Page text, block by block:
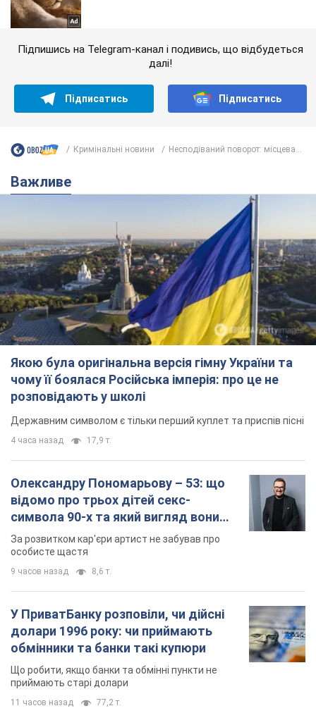
Підпишись на Telegram-канал і подивись, що відбудеться
далі!
Підписатись Підписатись
Кримінальні новини Несподіваний поворот: місцева...
Важливе
Якою була оригінальна версія гімну України та
чому її боялася Російська імперія: про це не
розповідають у школі
Державним символом є тільки перший куплет та приспів пісні
4 часа назад 17,9 т.
Олександру Пономарьову – 53: що
відомо про трьох дітей секс-
символа 90-х та який вигляд вони
мають
За розвитком кар'єри артист не забував про
особисте щастя
9 часов назад 8,6 т.
У ПриватБанку розповіли, чи дійсні
долари 1996 року: чи приймають
обмінники та банки такі купюри
Що робити, якщо банки та обмінні пункти не
приймають старі долари
11 часов назад 77,2 т.